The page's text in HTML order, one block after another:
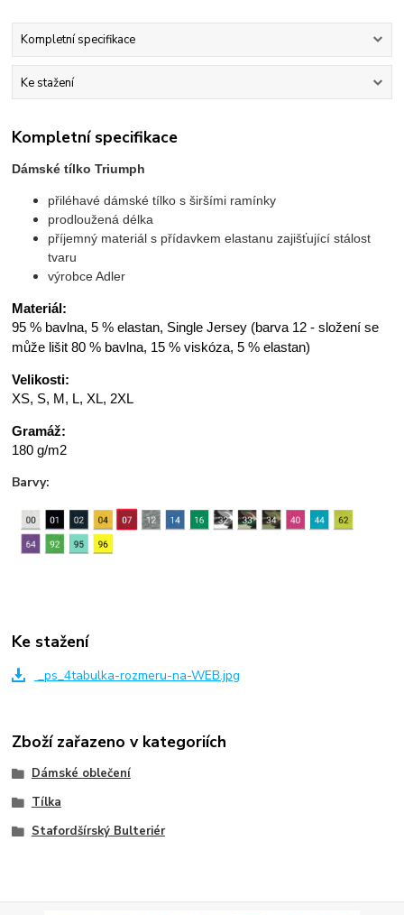
Kompletní specifikace
Ke stažení
Kompletní specifikace
Dámské tílko Triumph
přiléhavé dámské tílko s širšími ramínky
prodloužená délka
příjemný materiál s přídavkem elastanu zajišťující stálost
tvaru
výrobce Adler
Materiál:
95 % bavlna, 5 % elastan, Single Jersey (barva 12 - složení se
může lišit 80 % bavlna, 15 % viskóza, 5 % elastan)
Velikosti:
XS, S, M, L, XL, 2XL
Gramáž:
180 g/m2
Barvy:
Ke stažení
_ps_4tabulka-rozmeru-na-WEB.jpg
Zboží zařazeno v kategoriích
Dámské oblečení
Tílka
Stafordšírský Bulteriér